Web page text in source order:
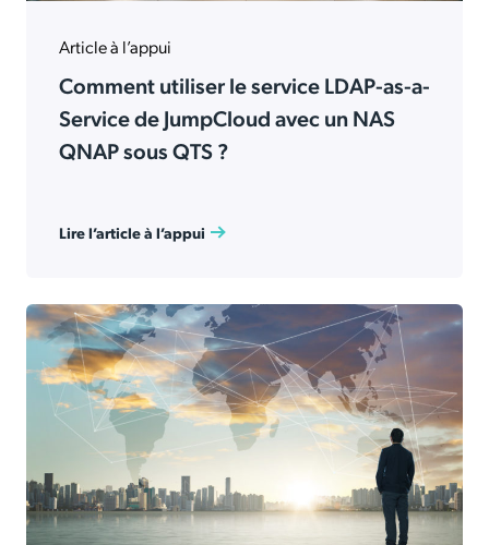
Article à l’appui
Comment utiliser le service LDAP-as-a-
Service de JumpCloud avec un NAS
QNAP sous QTS ?
Lire l’article à l’appui